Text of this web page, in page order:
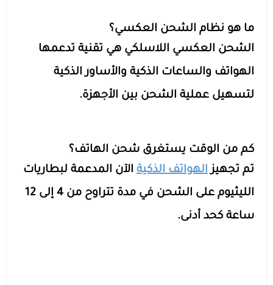
ما هو نظام الشحن العكسي؟
الشحن العكسي اللاسلكي هي تقنية تدعمها
الهواتف والساعات الذكية والأساور الذكية
لتسهيل عملية الشحن بين الأجهزة.
كم من الوقت يستغرق شحن الهاتف؟
تم تجهيزالهواتف الذكيةالآن المدعمة لبطاريات
الليثيوم على الشحن في مدة تتراوح من 4 إلى 12
ساعة كحد أدنى.